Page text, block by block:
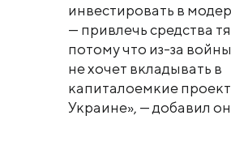
инвестировать в
— привлечь средства
потому что из-за
не хочет вкладывать в
капиталоемкие
Украине», — добавил